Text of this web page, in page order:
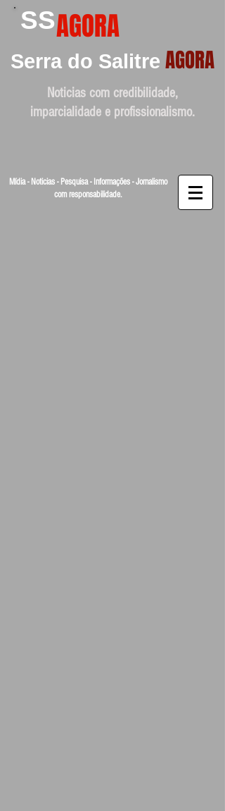
SSAGORA
Serra do Salitre AGORA
Noticias com credibilidade,
imparcialidade e profissionalismo.
Mídia - Noticias - Pesquisa - Informações - Jornalismo
com responsabilidade.